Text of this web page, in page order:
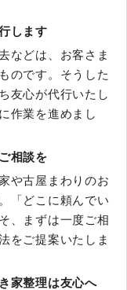
します
などは、お客さま
のです。そうした
友心が代行いたし
作業を進めまし
相談を
や古屋まわりのお
「どこに頼んでい
、まずは一度ご相
をご提案いたしま
家整理は友心へ